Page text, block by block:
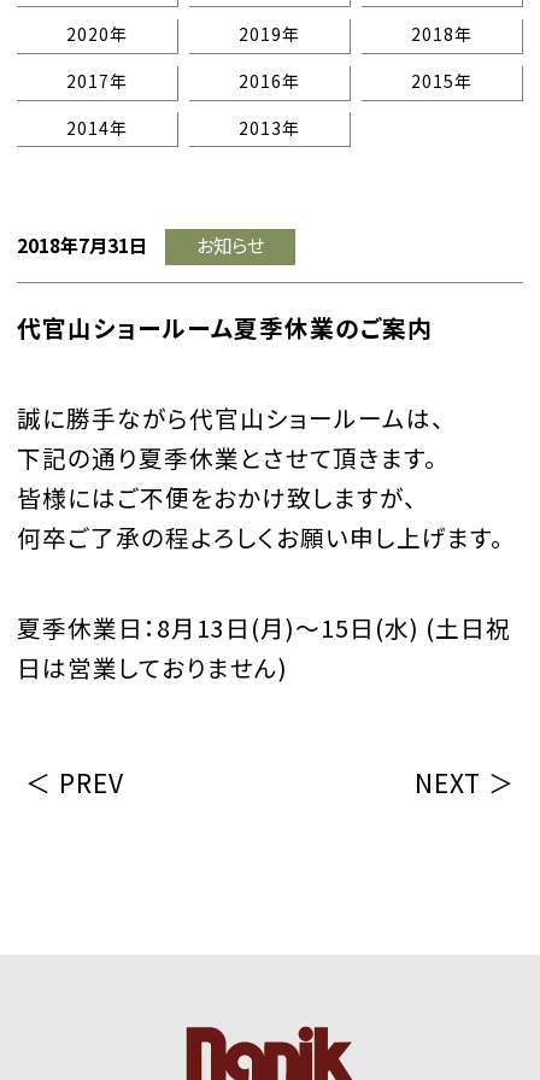
2020年 2019年
2018年
2017年
2016年
2015年
2014年
2013年
2018年7月31日 お知らせ
代官山ショールーム夏季休業のご案内
誠に勝手ながら代官山ショールームは、
下記の通り夏季休業とさせて頂きます。
皆様にはご不便をおかけ致しますが、
何卒ご了承の程よろしくお願い申し上げます。
夏季休業日：8月13日(月)～15日(水) (土日祝
日は営業しておりません)
＜ PREV NEXT ＞